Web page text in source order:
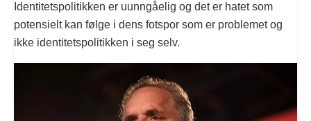
Identitetspolitikken er uunngåelig og det er hatet som
potensielt kan følge i dens fotspor som er problemet og
ikke identitetspolitikken i seg selv.